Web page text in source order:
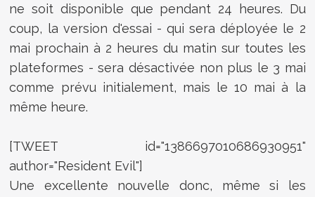
ne soit disponible que pendant 24 heures. Du
coup, la version d'essai - qui sera déployée le 2
mai prochain à 2 heures du matin sur toutes les
plateformes - sera désactivée non plus le 3 mai
comme prévu initialement, mais le 10 mai à la
même heure.
[TWEET id="1386697010686930951"
author="Resident Evil"]
Une excellente nouvelle donc, même si les